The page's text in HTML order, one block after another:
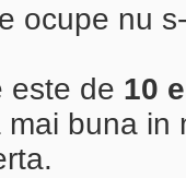
ocupe nu
este de 10
buna